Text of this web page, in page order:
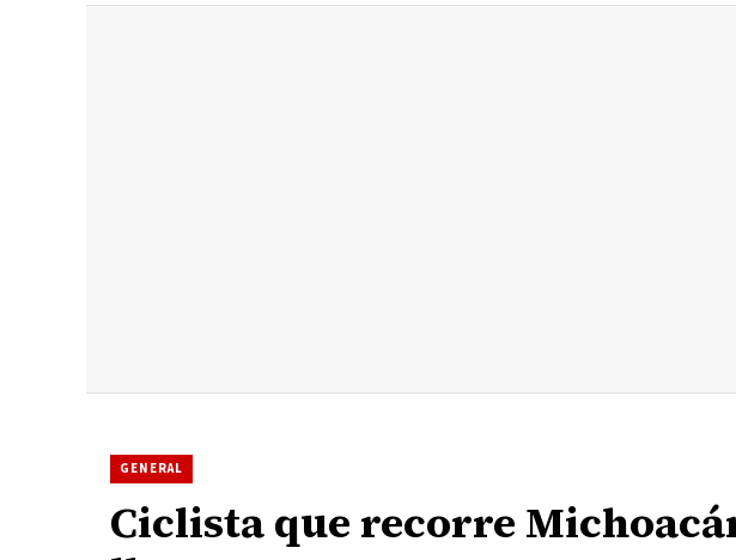
GENERAL
Ciclista que recorre